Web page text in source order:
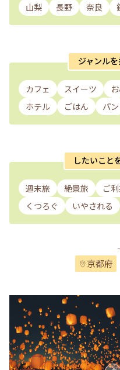
山梨
長野 奈良
ジャンル
カフェ スイーツ
ホテル
ごはん パン
したいこと
週末旅 絶景旅 ご
くつろぐ
いやされる
京都府